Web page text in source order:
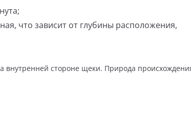
что зависит от глубины расположения,
внутренней стороне щеки. Природа